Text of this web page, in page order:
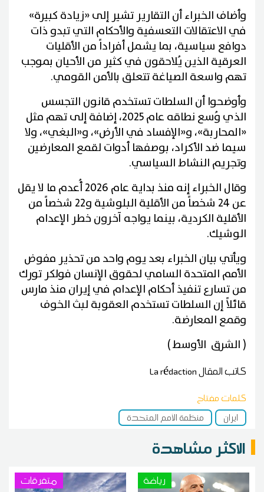
وأضاف الخبراء أن التقارير تشير إلى «زيادة كبيرة»
في الاعتقالات التعسفية والأحكام التي تبدو ذات
دوافع سياسية، بما يشمل أفراداً من الأقليات
العرقية الذين يُلاحقون في كثير من الأحيان بموجب
تهم واسعة الصياغة تتعلق بالأمن القومي.
وأوضحوا أن السلطات تستخدم قانون التجسس
الذي وُسع نطاقه عام 2025، إضافة إلى تهم مثل
«المحاربة»، و«الإفساد في الأرض»، و«البغي»، ولا
سيما ضد الأكراد، بوصفها أدوات لقمع المعارضين
وتجريم النشاط السياسي.
وقال الخبراء إنه منذ بداية عام 2026 أُعدم ما لا يقل
عن 24 شخصاً من الأقلية البلوشية و22 شخصاً من
الأقلية الكردية، بينما يواجه آخرون خطر الإعدام
الوشيك.
ويأتي بيان الخبراء بعد يوم واحد من تحذير مفوض
الأمم المتحدة السامي لحقوق الإنسان فولكر تورك
من تسارع تنفيذ أحكام الإعدام في إيران منذ مارس
قائلاً إن السلطات تستخدم العقوبة لبث الخوف
وقمع المعارضة.
( الشرق الأوسط )
كاتب المقالLa rédaction
كلمات مفتاح
ايران
منظمة الأمم المتحدة
الاكثر مشاهدة
رياضة متفرقات